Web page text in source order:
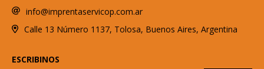
info@imprentaservicop.com.ar
Calle 13 Número 1137, Tolosa, Buenos Aires, Argentina
ESCRIBINOS